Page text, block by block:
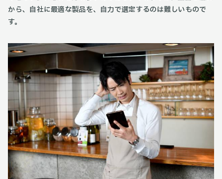
から、自社に最適な製品を、自力で選定するのは難しいもので
す。